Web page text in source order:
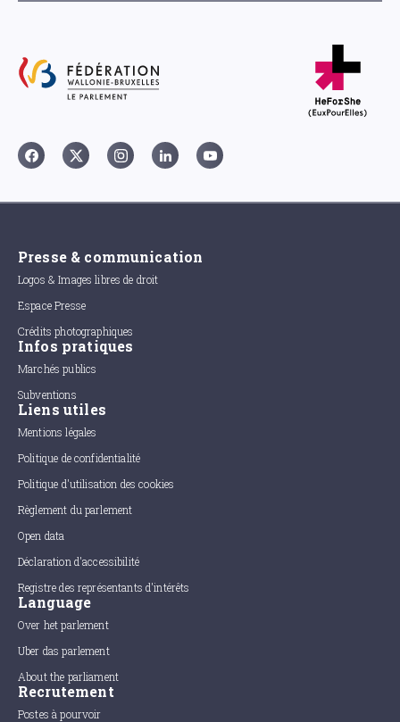
Presse & communication
Logos & Images libres de droit
Espace Presse
Crédits photographiques
Infos pratiques
Marchés publics
Subventions
Liens utiles
Mentions légales
Politique de confidentialité
Politique d'utilisation des cookies
Règlement du parlement
Open data
Déclaration d'accessibilité
Registre des représentants d'intérêts
Language
Over het parlement
Uber das parlement
About the parliament
Recrutement
Postes à pourvoir